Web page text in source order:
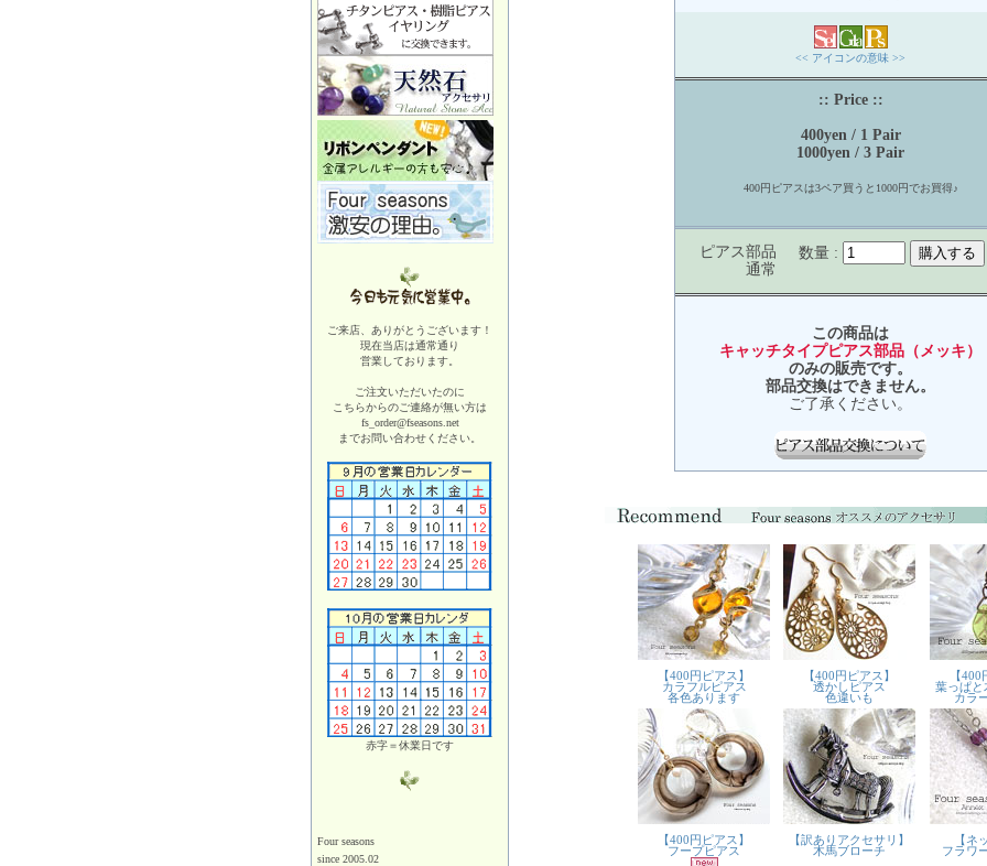
ご来店、ありがとうございます！
現在当店は通常通り
営業しております。
ご注文いただいたのに
こちらからのご連絡が無い方は
fs_order@fseasons.net
までお問い合わせください。
赤字＝休業日です
Four seasons
since 2005.02
<< アイコンの意味 >>
:: Price ::
400yen / 1 Pair
1000yen / 3 Pair
400円ピアスは3ペア買うと1000円でお買得♪
ピアス部品
通常
数量 :
この商品は
キャッチタイプピアス部品（メッキ）
のみの販売です。
部品交換はできません。
ご了承ください。